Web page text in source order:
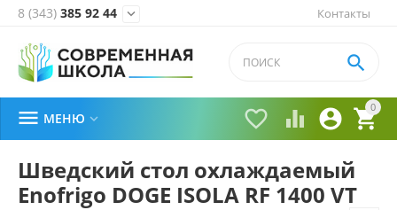
Контакты
8 (343) 385 92 44 
0


 

 МЕНЮ 
Шведский стол охлаждаемый
Enofrigo DOGE ISOLA RF 1400 VT